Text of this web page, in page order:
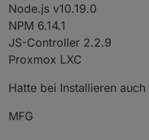
Node.js v10.19.0
NPM 6.14.1
JS-Controller 2.2.9
Proxmox LXC
Hatte bei Installieren
MFG